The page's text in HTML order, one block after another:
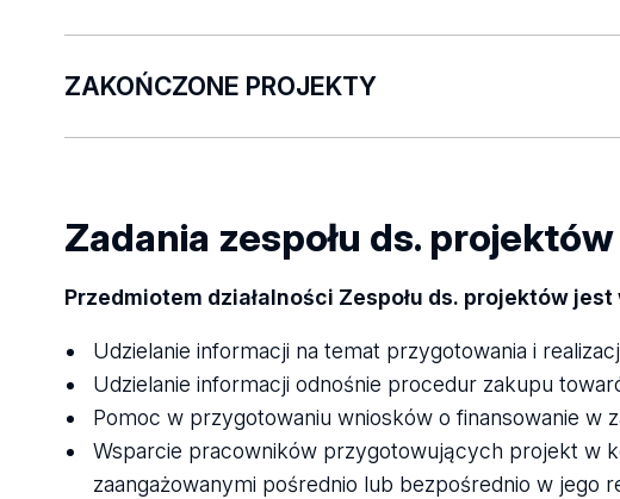
Projekty_realizowane_na_WFH.pdf
ZAKOŃCZONE PROJEKTY
Projekty_zakończone__zrealizowane_na_WFH
.pdf
Zadania zespołu ds. projektów
Przedmiotem działalności Zespołu ds. projektów
Udzielanie informacji na temat przygotowania i
Udzielanie informacji odnośnie procedur zakupu
Pomoc w przygotowaniu wniosków o finansowanie w
Wsparcie pracowników przygotowujących projekt w
zaangażowanymi pośrednio lub bezpośrednio w jego